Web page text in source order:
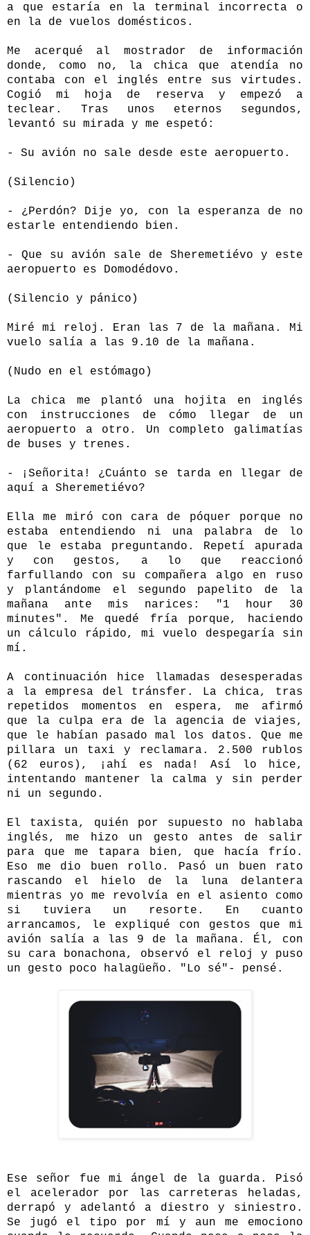
a que estaría en la terminal incorrecta o
en la de vuelos domésticos.
Me acerqué al mostrador de información
donde, como no, la chica que atendía no
contaba con el inglés entre sus virtudes.
Cogió mi hoja de reserva y empezó a
teclear. Tras unos eternos segundos,
levantó su mirada y me espetó:
- Su avión no sale desde este aeropuerto.
(Silencio)
- ¿Perdón? Dije yo, con la esperanza de no
estarle entendiendo bien.
- Que su avión sale de Sheremetiévo y este
aeropuerto es Domodédovo .
(Silencio y pánico)
Miré mi reloj. Eran las 7 de la mañana. Mi
vuelo salía a las 9.10 de la mañana.
(Nudo en el estómago)
La chica me plantó una hojita en inglés
con instrucciones de cómo llegar de un
aeropuerto a otro. Un completo galimatías
de buses y trenes.
- ¡Señorita! ¿Cuánto se tarda en llegar de
aquí a Sheremetiévo?
Ella me miró con cara de póquer porque no
estaba entendiendo ni una palabra de lo
que le estaba preguntando. Repetí apurada
y con gestos, a lo que reaccionó
farfullando con su compañera algo en ruso
y plantándome el segundo papelito de la
mañana ante mis narices: "1 hour 30
minutes". Me quedé fría porque, haciendo
un cálculo rápido, mi vuelo despegaría sin
mí.
A continuación hice llamadas desesperadas
a la empresa del tránsfer. La chica, tras
repetidos momentos en espera, me afirmó
que la culpa era de la agencia de viajes,
que le habían pasado mal los datos. Que me
pillara un taxi y reclamara. 2.500 rublos
(62 euros), ¡ahí es nada! Así lo hice,
intentando mantener la calma y sin perder
ni un segundo.
El taxista, quién por supuesto no hablaba
inglés, me hizo un gesto antes de salir
para que me tapara bien, que hacía frío.
Eso me dio buen rollo. Pasó un buen rato
rascando el hielo de la luna delantera
mientras yo me revolvía en el asiento como
si tuviera un resorte. En cuanto
arrancamos, le expliqué con gestos que mi
avión salía a las 9 de la mañana. Él, con
su cara bonachona, observó el reloj y puso
un gesto poco halagüeño. "Lo sé"- pensé.
Ese señor fue mi ángel de la guarda. Pisó
el acelerador por las carreteras heladas,
derrapó y adelantó a diestro y siniestro.
Se jugó el tipo por mí y aun me emociono